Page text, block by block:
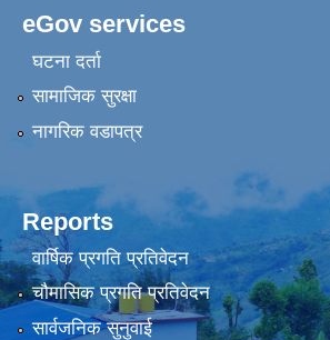
eGov services
घटना दर्ता
सामाजिक सुरक्षा
नागरिक वडापत्र
Reports
वार्षिक प्रगति प्रतिवेदन
चौमासिक प्रगति प्रतिवेदन
सार्वजनिक सुनुवाई